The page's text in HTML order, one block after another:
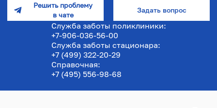
Решить проблему
в чате
Задать вопрос
Служба заботы поликлиники:
+7-906-036-56-00
Служба заботы стационара:
+7 (499) 322-20-29
Справочная:
+7 (495) 556-98-68